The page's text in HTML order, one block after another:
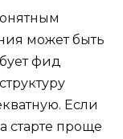
может быть
фид
Если
старте проще